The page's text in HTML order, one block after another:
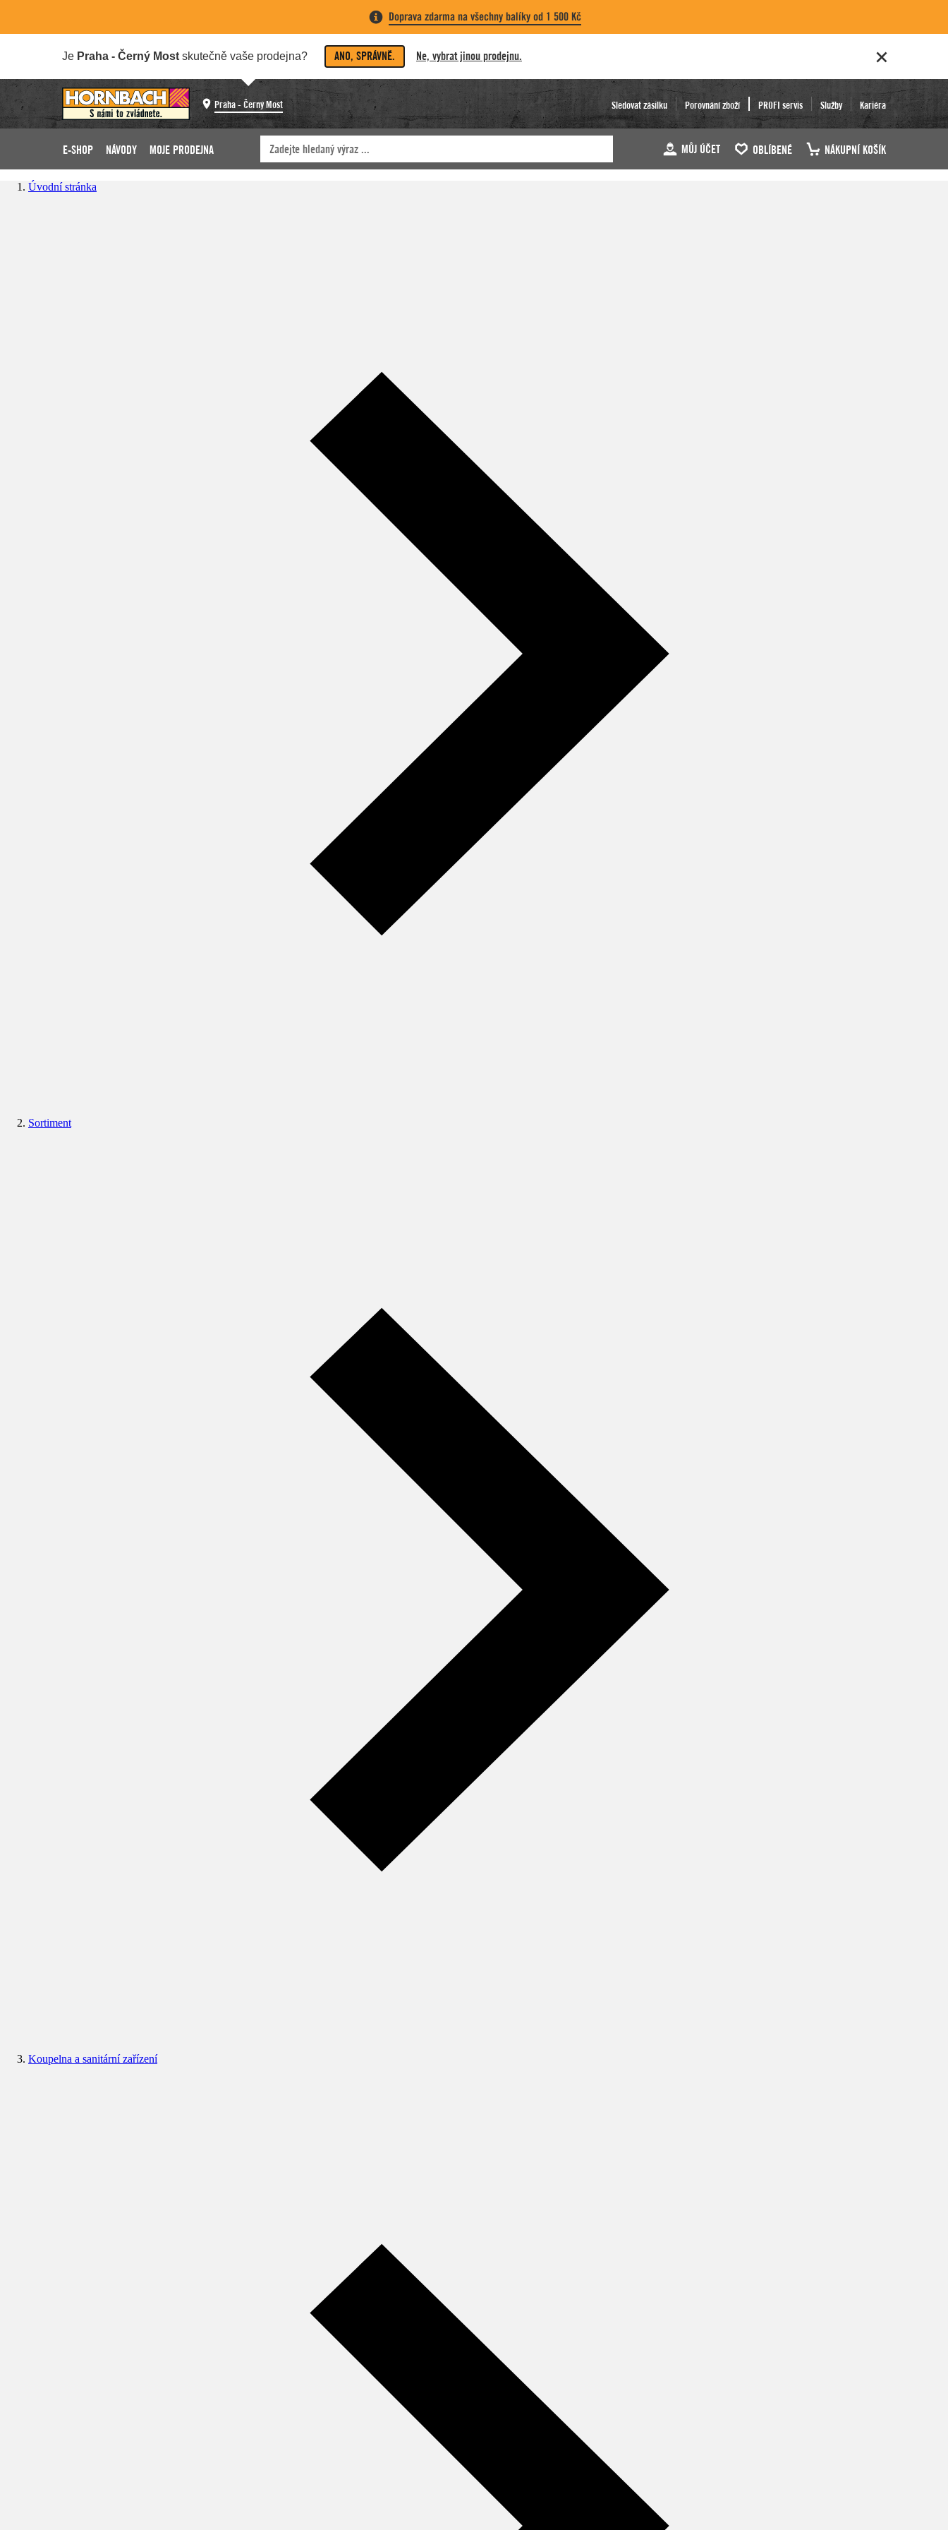
Doprava zdarma na všechny balíky od 1 500 Kč
Je Praha - Černý Most skutečně vaše prodejna? ANO, SPRÁVNĚ. Ne, vybrat jinou prodejnu.
Praha - Černý Most Sledovat zásilku Porovnání zboží PROFI servis Služby Kariéra
E-SHOP NÁVODY MOJE PRODEJNA MŮJ ÚČET OBLÍBENÉ NÁKUPNÍ KOŠÍK
Úvodní stránka
Sortiment
Koupelna a sanitární zařízení